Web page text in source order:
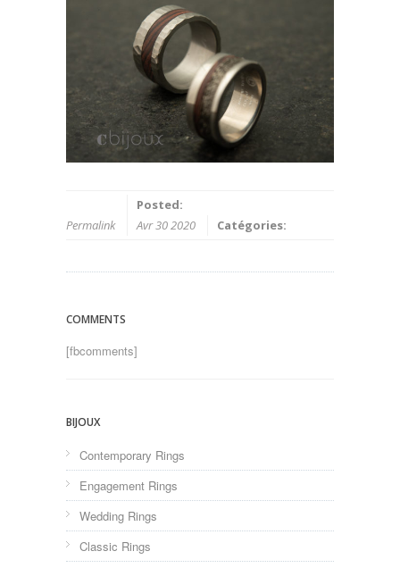
Permalink
Posted:
Avr 30 2020
Catégories:
COMMENTS
[fbcomments]
BIJOUX
Contemporary Rings
Engagement Rings
Wedding Rings
Classic Rings